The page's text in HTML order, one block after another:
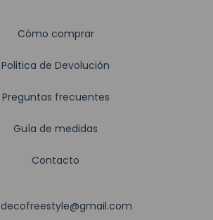
Cómo comprar
Politica de Devolución
Preguntas frecuentes
Guía de medidas
Contacto
decofreestyle@gmail.com